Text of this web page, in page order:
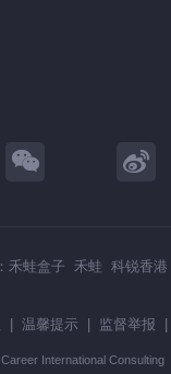
禾蛙盒子 禾蛙 科锐香港
温馨提示 监督举报
International Consulting